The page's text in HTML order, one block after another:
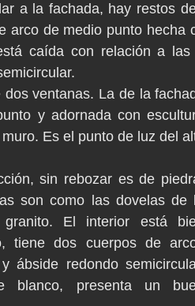
a la fachada, hay restos
arco de medio punto hecha
caída con relación a
dos ventanas. La de la
y adornada con
Es el punto de luz del
sin rebozar es de
son como las dovelas de
El interior está
tiene dos cuerpos de
ábside redondo
blanco, presenta un